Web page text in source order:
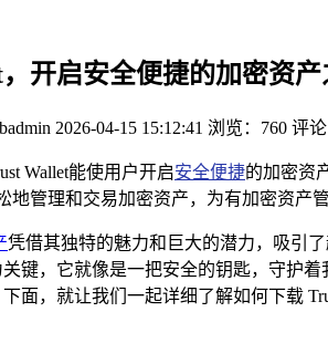
开启安全便捷的加密资产
2026-04-15 15:12:41 浏览：760 评
Wallet能使用户开启安全便捷的加密资
管理和交易加密资产，为有加密资产
凭借其独特的魅力和巨大的潜力，吸引
键，它就像是一把安全的钥匙，守护
，就让我们一起详细了解如何下载